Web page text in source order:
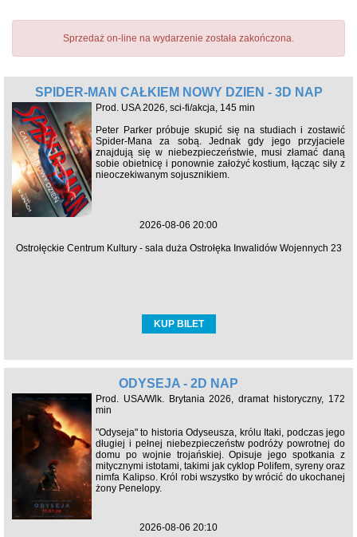
Sprzedaż on-line na wydarzenie została zakończona.
SPIDER-MAN CAŁKIEM NOWY DZIEŃ - 3D NAP
Prod. USA 2026, sci-fi/akcja, 145 min
Peter Parker próbuje skupić się na studiach i zostawić
Spider-Mana za sobą. Jednak gdy jego przyjaciele
znajdują się w niebezpieczeństwie, musi złamać daną
sobie obietnicę i ponownie założyć kostium, łącząc siły z
nieoczekiwanym sojusznikiem.
2026-08-06 20:00
Ostrołęckie Centrum Kultury - sala duża Ostrołęka Inwalidów Wojennych 23
KUP BILET
ODYSEJA - 2D NAP
Prod. USA/Wlk. Brytania 2026, dramat historyczny, 172
min
"Odyseja" to historia Odyseusza, królu Itaki, podczas jego
długiej i pełnej niebezpieczeństw podróży powrotnej do
domu po wojnie trojańskiej. Opisuje jego spotkania z
mitycznymi istotami, takimi jak cyklop Polifem, syreny oraz
nimfa Kalipso. Król robi wszystko by wrócić do ukochanej
żony Penelopy.
2026-08-06 20:10